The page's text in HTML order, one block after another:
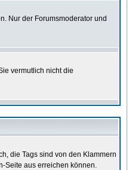
Nur der Forumsmoderator und
vermutlich nicht die
die Tags sind von den Klammern
Seite aus erreichen können.